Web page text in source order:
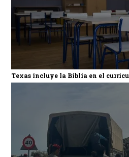
Texas incluye la Biblia en el